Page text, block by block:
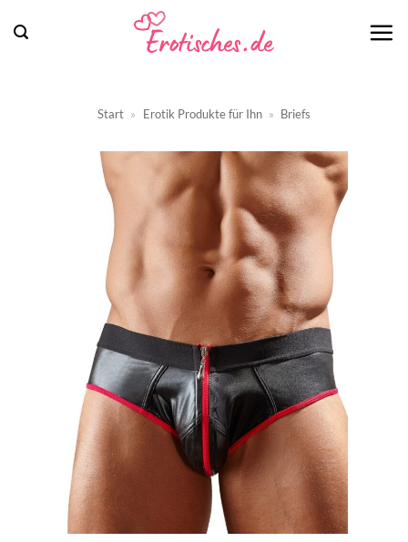
Inhalt
Start » Erotik Produkte für Ihn » Briefs